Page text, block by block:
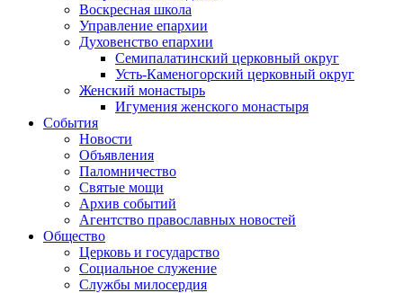
Воскресная школа
Управление епархии
Духовенство епархии
Семипалатинский церковный округ
Усть-Каменогорский церковный округ
Женский монастырь
Игумения женского монастыря
События
Новости
Объявления
Паломничество
Святые мощи
Архив событий
Агентство православных новостей
Общество
Церковь и государство
Социальное служение
Службы милосердия